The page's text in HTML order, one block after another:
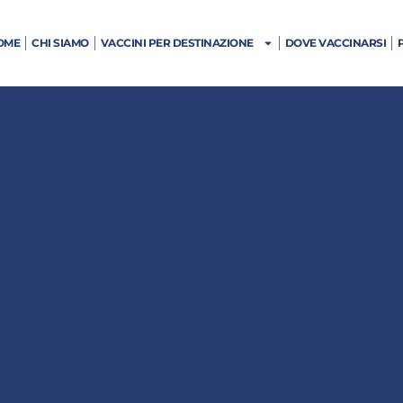
CHI SIAMO VACCINI PER DESTINAZIONE DOVE VACCINARSI